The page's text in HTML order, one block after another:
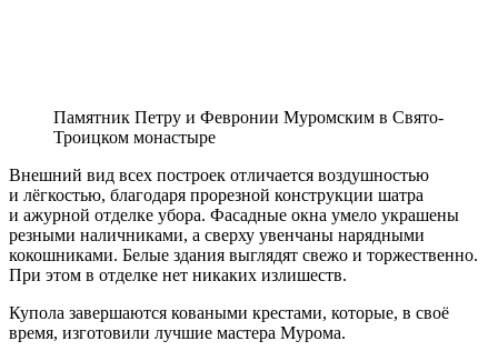
Памятник Петру и Февронии Муромским в Свято-
Троицком монастыре
Внешний вид всех построек отличается воздушностью
и лёгкостью, благодаря прорезной конструкции шатра
и ажурной отделке убора. Фасадные окна умело украшены
резными наличниками, а сверху увенчаны нарядными
кокошниками. Белые здания выглядят свежо и торжественно.
При этом в отделке нет никаких излишеств.
Купола завершаются коваными крестами, которые, в своё
время, изготовили лучшие мастера Мурома.